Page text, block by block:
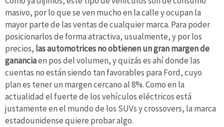
masivo, por lo que se ven mucho en la calle y ocupan la
mayor parte de las ventas de cualquier marca. Para poder
posicionarlos de forma atractiva, usualmente, y por los
precios, las automotrices no obtienen un gran margen de
gananciaen pos del volumen, y quizás es ahí donde las
cuentas no están siendo tan favorables para Ford, cuyo
plan es tener un margen cercano al 8%. Como en la
actualidad el fuerte de los vehículos eléctricos está
justamente en el mundo de los SUVs y crossovers, la marca
estadounidense quiere probar algo.